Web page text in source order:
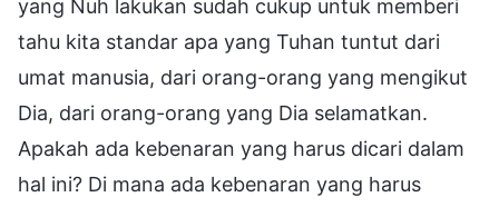
yang Nuh lakukan sudah cukup untuk memberi
tahu kita standar apa yang Tuhan tuntut dari
umat manusia, dari orang-orang yang mengikut
Dia, dari orang-orang yang Dia selamatkan.
Apakah ada kebenaran yang harus dicari dalam
hal ini? Di mana ada kebenaran yang harus